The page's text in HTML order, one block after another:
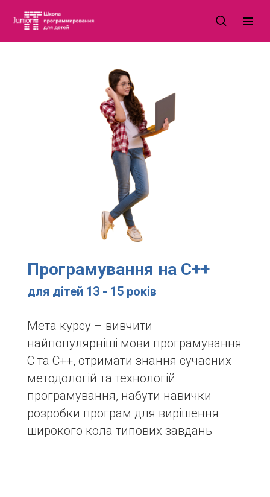
Програмування на С++
для дітей 13 - 15 років
Мета курсу – вивчити
найпопулярніші мови програмування
C та C++, отримати знання сучасних
методологій та технологій
програмування, набути навички
розробки програм для вирішення
широкого кола типових завдань